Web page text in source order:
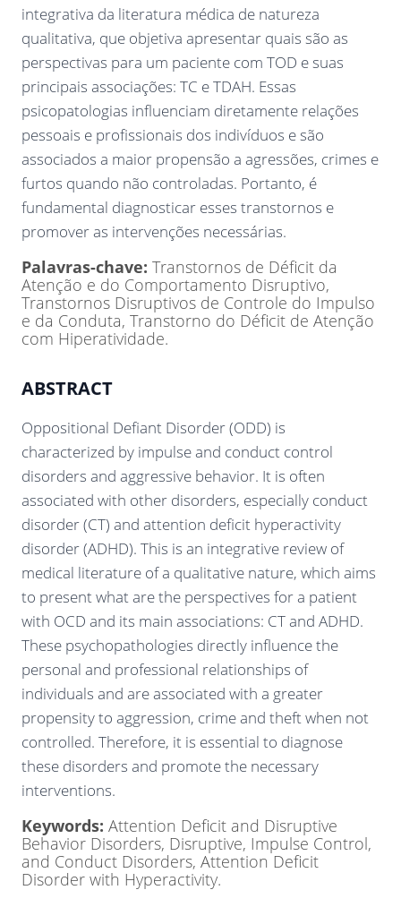
integrativa da literatura médica de natureza
qualitativa, que objetiva apresentar quais são as
perspectivas para um paciente com TOD e suas
principais associações: TC e TDAH. Essas
psicopatologias influenciam diretamente relações
pessoais e profissionais dos indivíduos e são
associados a maior propensão a agressões, crimes e
furtos quando não controladas. Portanto, é
fundamental diagnosticar esses transtornos e
promover as intervenções necessárias.
Palavras-chave: Transtornos de Déficit da
Atenção e do Comportamento Disruptivo,
Transtornos Disruptivos de Controle do Impulso
e da Conduta, Transtorno do Déficit de Atenção
com Hiperatividade.
ABSTRACT
Oppositional Defiant Disorder (ODD) is
characterized by impulse and conduct control
disorders and aggressive behavior. It is often
associated with other disorders, especially conduct
disorder (CT) and attention deficit hyperactivity
disorder (ADHD). This is an integrative review of
medical literature of a qualitative nature, which aims
to present what are the perspectives for a patient
with OCD and its main associations: CT and ADHD.
These psychopathologies directly influence the
personal and professional relationships of
individuals and are associated with a greater
propensity to aggression, crime and theft when not
controlled. Therefore, it is essential to diagnose
these disorders and promote the necessary
interventions.
Keywords: Attention Deficit and Disruptive
Behavior Disorders, Disruptive, Impulse Control,
and Conduct Disorders, Attention Deficit
Disorder with Hyperactivity.